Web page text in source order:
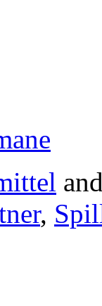
,